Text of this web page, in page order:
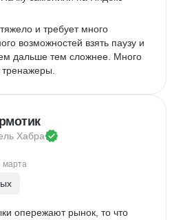
и требует много
возможностей взять паузу и
дальше тем сложнее. Много
Хабра
марта
опережают рынок, то что